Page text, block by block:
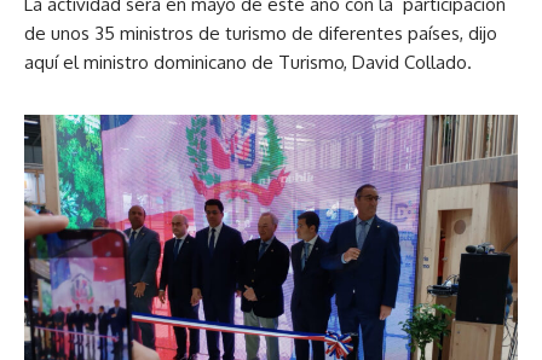
de unos 35 ministros de turismo de diferentes países, dijo
aquí el ministro dominicano de Turismo, David Collado.